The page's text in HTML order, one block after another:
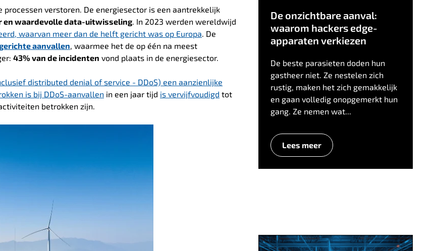
verstoren. De energiesector is een aantrekkelijk
waardevolle data-uitwisseling. In 2023 werden wereldwijd
waarvan meer dan de helft gericht was op Europa. De
aanvallen, waarmee het de op één na meest
43% van de incidenten vond plaats in de energiesector.
distributed denial of service - DDoS) een aanzienlijke
is bij DDoS-aanvallen in een jaar tijd is vervijfvoudigd tot
betrokken zijn.
De onzichtbare aanval:
waarom hackers edge-
apparaten verkiezen
De beste parasieten doden hun
gastheer niet. Ze nestelen zich
rustig, maken het zich gemakkelijk
en gaan volledig onopgemerkt hun
gang. Ze nemen wat...
Lees meer